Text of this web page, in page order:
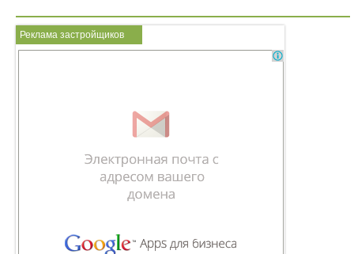
Реклама застройщиков